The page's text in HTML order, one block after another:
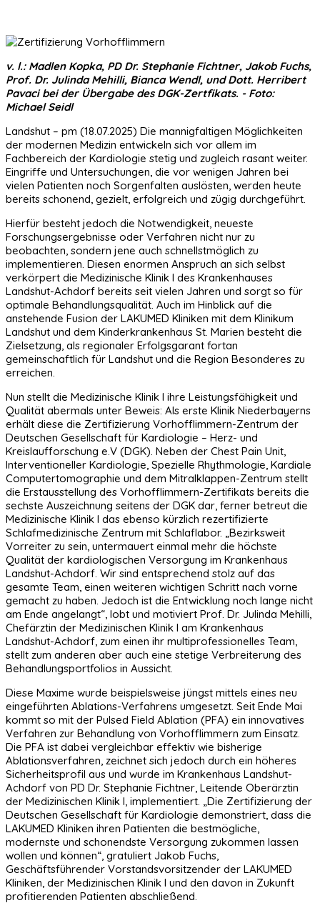
v. l.: Madlen Kopka, PD Dr. Stephanie Fichtner, Jakob Fuchs,
Prof. Dr. Julinda Mehilli, Bianca Wendl, und Dott. Herribert
Pavaci bei der Übergabe des DGK-Zertfikats. - Foto:
Michael Seidl
Landshut – pm (18.07.2025) Die mannigfaltigen Möglichkeiten
der modernen Medizin entwickeln sich vor allem im
Fachbereich der Kardiologie stetig und zugleich rasant weiter.
Eingriffe und Untersuchungen, die vor wenigen Jahren bei
vielen Patienten noch Sorgenfalten auslösten, werden heute
bereits schonend, gezielt, erfolgreich und zügig durchgeführt.
Hierfür besteht jedoch die Notwendigkeit, neueste
Forschungsergebnisse oder Verfahren nicht nur zu
beobachten, sondern jene auch schnellstmöglich zu
implementieren. Diesen enormen Anspruch an sich selbst
verkörpert die Medizinische Klinik I des Krankenhauses
Landshut-Achdorf bereits seit vielen Jahren und sorgt so für
optimale Behandlungsqualität. Auch im Hinblick auf die
anstehende Fusion der LAKUMED Kliniken mit dem Klinikum
Landshut und dem Kinderkrankenhaus St. Marien besteht die
Zielsetzung, als regionaler Erfolgsgarant fortan
gemeinschaftlich für Landshut und die Region Besonderes zu
erreichen.
Nun stellt die Medizinische Klinik I ihre Leistungsfähigkeit und
Qualität abermals unter Beweis: Als erste Klinik Niederbayerns
erhält diese die Zertifizierung Vorhofflimmern-Zentrum der
Deutschen Gesellschaft für Kardiologie – Herz- und
Kreislaufforschung e.V (DGK). Neben der Chest Pain Unit,
Interventioneller Kardiologie, Spezielle Rhythmologie, Kardiale
Computertomographie und dem Mitralklappen-Zentrum stellt
die Erstausstellung des Vorhofflimmern-Zertifikats bereits die
sechste Auszeichnung seitens der DGK dar, ferner betreut die
Medizinische Klinik I das ebenso kürzlich rezertifizierte
Schlafmedizinische Zentrum mit Schlaflabor. „Bezirksweit
Vorreiter zu sein, untermauert einmal mehr die höchste
Qualität der kardiologischen Versorgung im Krankenhaus
Landshut-Achdorf. Wir sind entsprechend stolz auf das
gesamte Team, einen weiteren wichtigen Schritt nach vorne
gemacht zu haben. Jedoch ist die Entwicklung noch lange nicht
am Ende angelangt“, lobt und motiviert Prof. Dr. Julinda Mehilli,
Chefärztin der Medizinischen Klinik I am Krankenhaus
Landshut-Achdorf, zum einen ihr multiprofessionelles Team,
stellt zum anderen aber auch eine stetige Verbreiterung des
Behandlungsportfolios in Aussicht.
Diese Maxime wurde beispielsweise jüngst mittels eines neu
eingeführten Ablations-Verfahrens umgesetzt. Seit Ende Mai
kommt so mit der Pulsed Field Ablation (PFA) ein innovatives
Verfahren zur Behandlung von Vorhofflimmern zum Einsatz.
Die PFA ist dabei vergleichbar effektiv wie bisherige
Ablationsverfahren, zeichnet sich jedoch durch ein höheres
Sicherheitsprofil aus und wurde im Krankenhaus Landshut-
Achdorf von PD Dr. Stephanie Fichtner, Leitende Oberärztin
der Medizinischen Klinik I, implementiert. „Die Zertifizierung der
Deutschen Gesellschaft für Kardiologie demonstriert, dass die
LAKUMED Kliniken ihren Patienten die bestmögliche,
modernste und schonendste Versorgung zukommen lassen
wollen und können“, gratuliert Jakob Fuchs,
Geschäftsführender Vorstandsvorsitzender der LAKUMED
Kliniken, der Medizinischen Klinik I und den davon in Zukunft
profitierenden Patienten abschließend.